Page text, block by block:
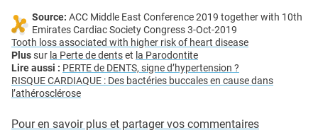
Source: ACC Middle East Conference 2019 together with 10th
Emirates Cardiac Society Congress 3-Oct-2019
Tooth loss associated with higher risk of heart disease
Plussur la Perte de dentset la Parodontite
Lire aussi : PERTE de DENTS, signe d’hypertension ?
RISQUE CARDIAQUE : Des bactéries buccales en cause dans
l’athérosclérose
Pour en savoir plus et partager vos commentaires